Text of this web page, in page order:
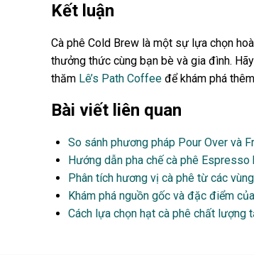
Kết luận
Cà phê Cold Brew là một sự lựa chọn
thưởng thức cùng bạn bè và gia đình.
thăm Lê’s Path Coffee để khám phá
Bài viết liên quan
So sánh phương pháp Pour Over và
Hướng dẫn pha chế cà phê Espresso
Phân tích hương vị cà phê từ các
Khám phá nguồn gốc và đặc điểm
Cách lựa chọn hạt cà phê chất lượng